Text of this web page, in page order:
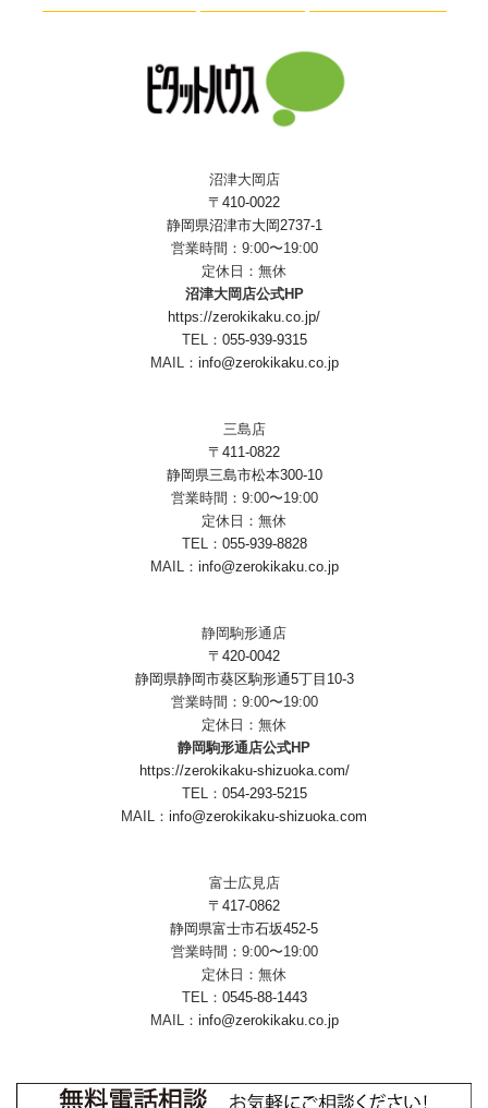
沼津大岡店
〒410-0022
静岡県沼津市大岡2737-1
営業時間：9:00〜19:00
定休日：無休
沼津大岡店公式HP
https://zerokikaku.co.jp/
TEL： 055-939-9315
MAIL： info@zerokikaku.co.jp
三島店
〒411-0822
静岡県三島市松本300-10
営業時間：9:00〜19:00
定休日：無休
TEL： 055-939-8828
MAIL： info@zerokikaku.co.jp
静岡駒形通店
〒420-0042
静岡県静岡市葵区駒形通5丁目10-3
営業時間：9:00〜19:00
定休日：無休
静岡駒形通店公式HP
https://zerokikaku-shizuoka.com/
TEL： 054-293-5215
MAIL： info@zerokikaku-shizuoka.com
富士広見店
〒417-0862
静岡県富士市石坂452-5
営業時間：9:00〜19:00
定休日：無休
TEL： 0545-88-1443
MAIL： info@zerokikaku.co.jp